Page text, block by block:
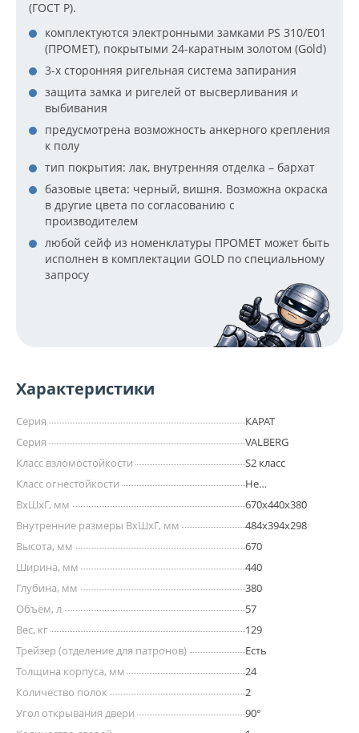
(ГОСТ Р).
комплектуются электронными замками PS 310/E01
(ПРОМЕТ), покрытыми 24-каратным золотом (Gold)
3-х сторонняя ригельная система запирания
защита замка и ригелей от высверливания и
выбивания
предусмотрена возможность анкерного крепления
к полу
тип покрытия: лак, внутренняя отделка – бархат
базовые цвета: черный, вишня. Возможна окраска
в другие цвета по согласованию с
производителем
любой сейф из номенклатуры ПРОМЕТ может быть
исполнен в комплектации GOLD по специальному
запросу
Характеристики
Серия
КАРАТ
Серия
VALBERG
Класс взломостойкости
S2 класс
Класс огнестойкости
Не
ВхШхГ, мм
670х440х380
Внутренние размеры ВхШхГ, мм
484х394х298
Высота, мм
670
Ширина, мм
440
Глубина, мм
380
Объём, л
57
Вес, кг
129
Трейзер (отделение для патронов)
Есть
Толщина корпуса, мм
24
Количество полок
2
Угол открывания двери
90°